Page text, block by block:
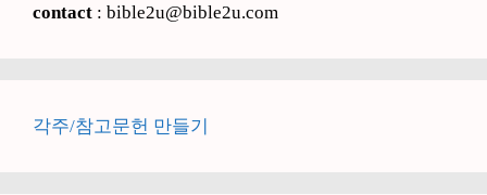
contact : bible2u@bible2u.com
각주/참고문헌 만들기